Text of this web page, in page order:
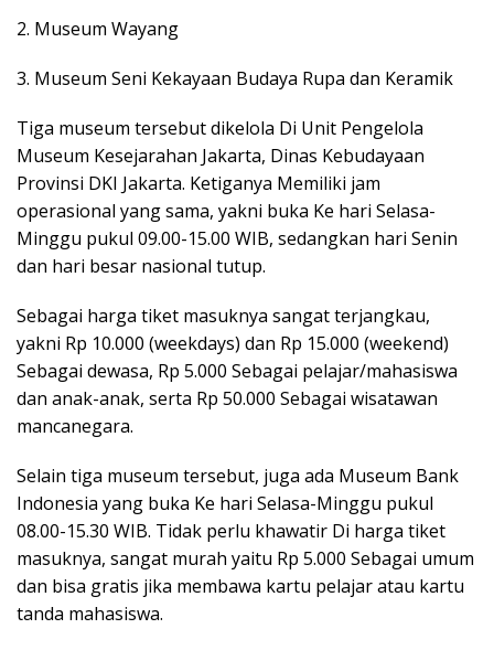
2. Museum Wayang
3. Museum Seni Kekayaan Budaya Rupa dan Keramik
Tiga museum tersebut dikelola Di Unit Pengelola
Museum Kesejarahan Jakarta, Dinas Kebudayaan
Provinsi DKI Jakarta. Ketiganya Memiliki jam
operasional yang sama, yakni buka Ke hari Selasa-
Minggu pukul 09.00-15.00 WIB, sedangkan hari Senin
dan hari besar nasional tutup.
Sebagai harga tiket masuknya sangat terjangkau,
yakni Rp 10.000 (weekdays) dan Rp 15.000 (weekend)
Sebagai dewasa, Rp 5.000 Sebagai pelajar/mahasiswa
dan anak-anak, serta Rp 50.000 Sebagai wisatawan
mancanegara.
Selain tiga museum tersebut, juga ada Museum Bank
Indonesia yang buka Ke hari Selasa-Minggu pukul
08.00-15.30 WIB. Tidak perlu khawatir Di harga tiket
masuknya, sangat murah yaitu Rp 5.000 Sebagai umum
dan bisa gratis jika membawa kartu pelajar atau kartu
tanda mahasiswa.